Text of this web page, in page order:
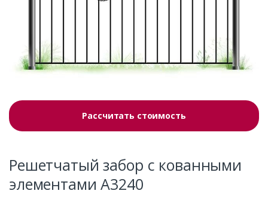
Рассчитать стоимость
Решетчатый забор с кованными
элементами А3240